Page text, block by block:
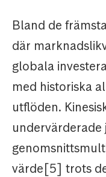
Bland de
där
globala
med historiska
utflöden.
värde[5] trots